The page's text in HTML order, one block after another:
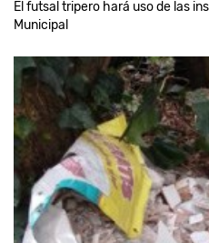
El futsal tripero hará uso de las
Municipal